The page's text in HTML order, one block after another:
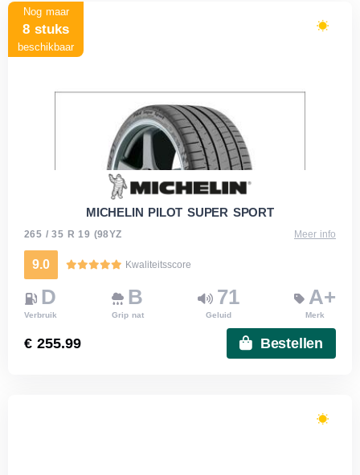
Nog maar
8 stuks
beschikbaar
MICHELIN PILOT SUPER SPORT
265 / 35 R 19 (98YZ Meer info
9.0 Kwaliteitsscore
D
Verbruik
B
Grip nat
71
Geluid
A+
Merk
€ 255.99 Bestellen